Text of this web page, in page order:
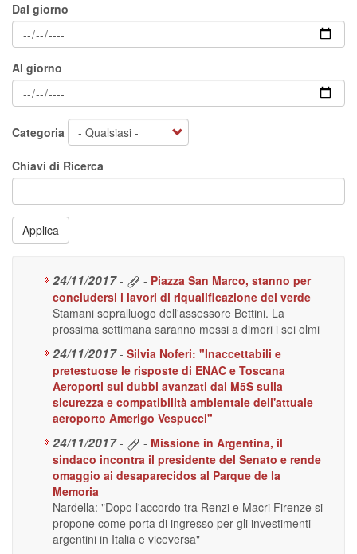
Dal giorno
Al giorno
Categoria
Chiavi di Ricerca
Applica
24/11/2017 - - Piazza San Marco, stanno per
concludersi i lavori di riqualificazione del verde
Stamani sopralluogo dell'assessore Bettini. La
prossima settimana saranno messi a dimori i sei olmi
24/11/2017 - Silvia Noferi: "Inaccettabili e
pretestuose le risposte di ENAC e Toscana
Aeroporti sui dubbi avanzati dal M5S sulla
sicurezza e compatibilità ambientale dell'attuale
aeroporto Amerigo Vespucci"
24/11/2017 - - Missione in Argentina, il
sindaco incontra il presidente del Senato e rende
omaggio ai desaparecidos al Parque de la
Memoria
Nardella: "Dopo l'accordo tra Renzi e Macri Firenze si
propone come porta di ingresso per gli investimenti
argentini in Italia e viceversa"